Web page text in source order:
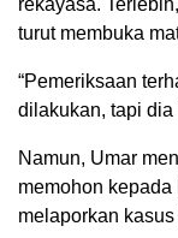
rekayasa.
turut membuka
“Pemeriksaan
dilakukan, tapi dia
Namun, Umar
memohon
melaporkan